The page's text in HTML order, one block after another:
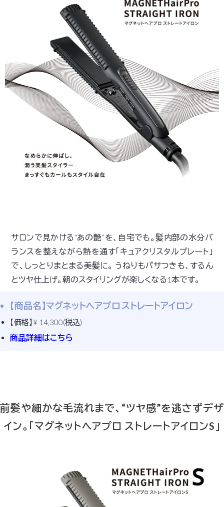
サロンで見かける“あの艶”を、自宅でも。髪内部の水分バ
ランスを整えながら熱を通す「キュアクリスタルプレート」
で、しっとりまとまる美髪に。 うねりもパサつきも、するん
とツヤ仕上げ。朝のスタイリングが楽しくなる1本です。
【商品名】マグネットヘアプロ ストレートアイロン
【価格】¥ 14,300(税込)
商品詳細はこちら
前髪や細かな毛流れまで、“ツヤ感”を逃さずデザ
イン。「マグネットヘアプロ ストレートアイロンS」